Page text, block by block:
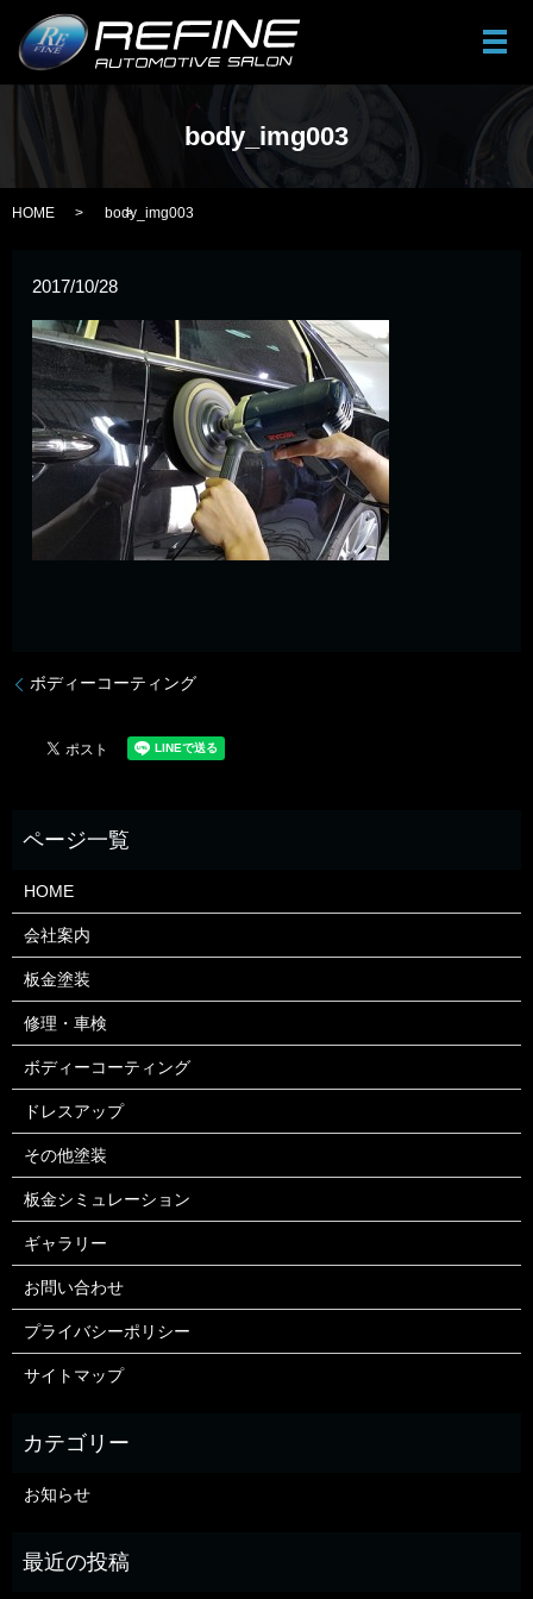
メ
body_img003
HOME body_img003
2017/10/28
ボディーコーティング
HOME
会社案内
板金塗装
修理・車検
ボディーコーティング
ドレスアップ
その他塗装
板金シミュレーション
ギャラリー
お問い合わせ
プライバシーポリシー
サイトマップ
お知らせ